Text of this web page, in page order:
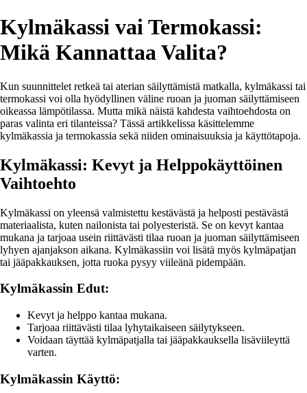
Kylmäkassi vai Termokassi:
Mikä Kannattaa Valita?
Kun suunnittelet retkeä tai aterian säilyttämistä matkalla, kylmäkassi tai
termokassi voi olla hyödyllinen väline ruoan ja juoman säilyttämiseen
oikeassa lämpötilassa. Mutta mikä näistä kahdesta vaihtoehdosta on
paras valinta eri tilanteissa? Tässä artikkelissa käsittelemme
kylmäkassia ja termokassia sekä niiden ominaisuuksia ja käyttötapoja.
Kylmäkassi: Kevyt ja Helppokäyttöinen
Vaihtoehto
Kylmäkassi on yleensä valmistettu kestävästä ja helposti pestävästä
materiaalista, kuten nailonista tai polyesteristä. Se on kevyt kantaa
mukana ja tarjoaa usein riittävästi tilaa ruoan ja juoman säilyttämiseen
lyhyen ajanjakson aikana. Kylmäkassiin voi lisätä myös kylmäpatjan
tai jääpakkauksen, jotta ruoka pysyy viileänä pidempään.
Kylmäkassin Edut:
Kevyt ja helppo kantaa mukana.
Tarjoaa riittävästi tilaa lyhytaikaiseen säilytykseen.
Voidaan täyttää kylmäpatjalla tai jääpakkauksella lisäviileyttä
varten.
Kylmäkassin Käyttö: